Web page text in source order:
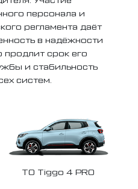
персонала и
регламента даёт
в надёжности
продлит срок его
и стабильность
систем.
ТО Tiggo 4 PRO